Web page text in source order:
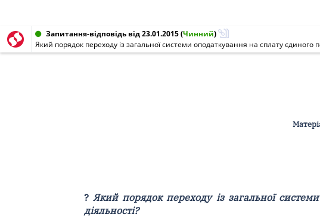
Запитання-відповідь від 23.01.2015(Чинний)
Який порядок переходу із загальної системи оподаткування на сплату єдиного
? Який порядок переходу із загальної
діяльності?